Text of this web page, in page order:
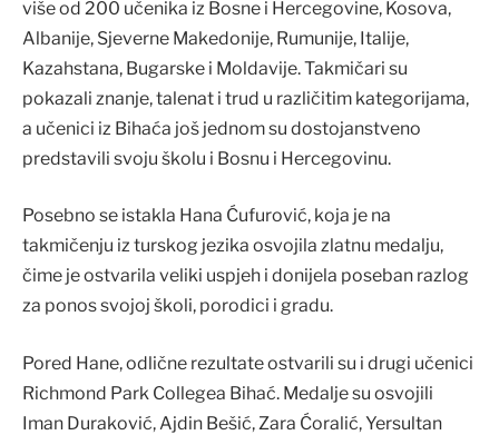
više od 200 učenika iz Bosne i Hercegovine, Kosova,
Albanije, Sjeverne Makedonije, Rumunije, Italije,
Kazahstana, Bugarske i Moldavije. Takmičari su
pokazali znanje, talenat i trud u različitim kategorijama,
a učenici iz Bihaća još jednom su dostojanstveno
predstavili svoju školu i Bosnu i Hercegovinu.
Posebno se istakla Hana Ćufurović, koja je na
takmičenju iz turskog jezika osvojila zlatnu medalju,
čime je ostvarila veliki uspjeh i donijela poseban razlog
za ponos svojoj školi, porodici i gradu.
Pored Hane, odlične rezultate ostvarili su i drugi učenici
Richmond Park Collegea Bihać. Medalje su osvojili
Iman Duraković, Ajdin Bešić, Zara Ćoralić, Yersultan